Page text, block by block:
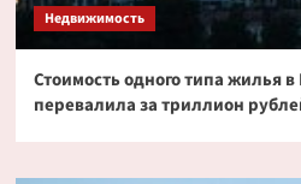
Недвижимость
Стоимость одного типа жилья
перевалила за триллион